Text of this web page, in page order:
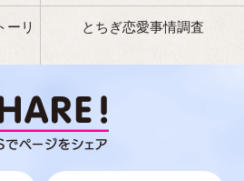
ーリ
とちぎ恋愛事情調査